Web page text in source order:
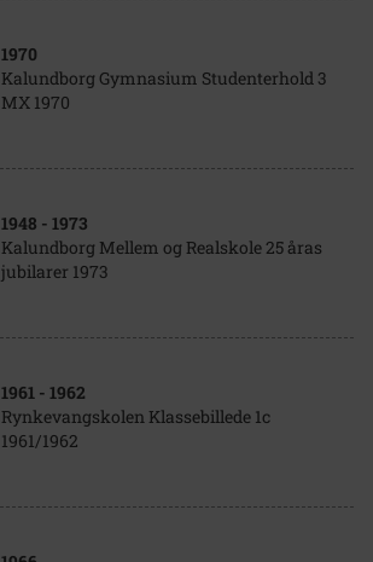
1970
Kalundborg Gymnasium Studenterhold 3
MX 1970
1948 - 1973
Kalundborg Mellem og Realskole 25 åras
jubilarer 1973
1961 - 1962
Rynkevangskolen Klassebillede 1c
1961/1962